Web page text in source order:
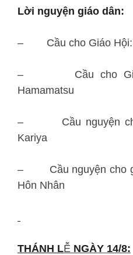
Lời nguyện giáo dân:
– Cầu cho Giáo Hội:
– Cầu cho Giáo
Hamamatsu
– Cầu nguyện cho
Kariya
– Cầu nguyện cho
Hôn Nhân
THÁNH LỄ NGÀY 14/8: